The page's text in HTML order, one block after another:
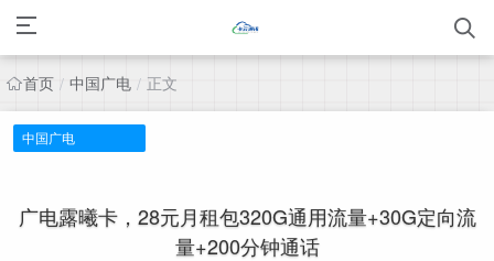
首页 / 中国广电 / 正文
中国广电
广电露曦卡，28元月租包320G通用流量+30G定向流
量+200分钟通话